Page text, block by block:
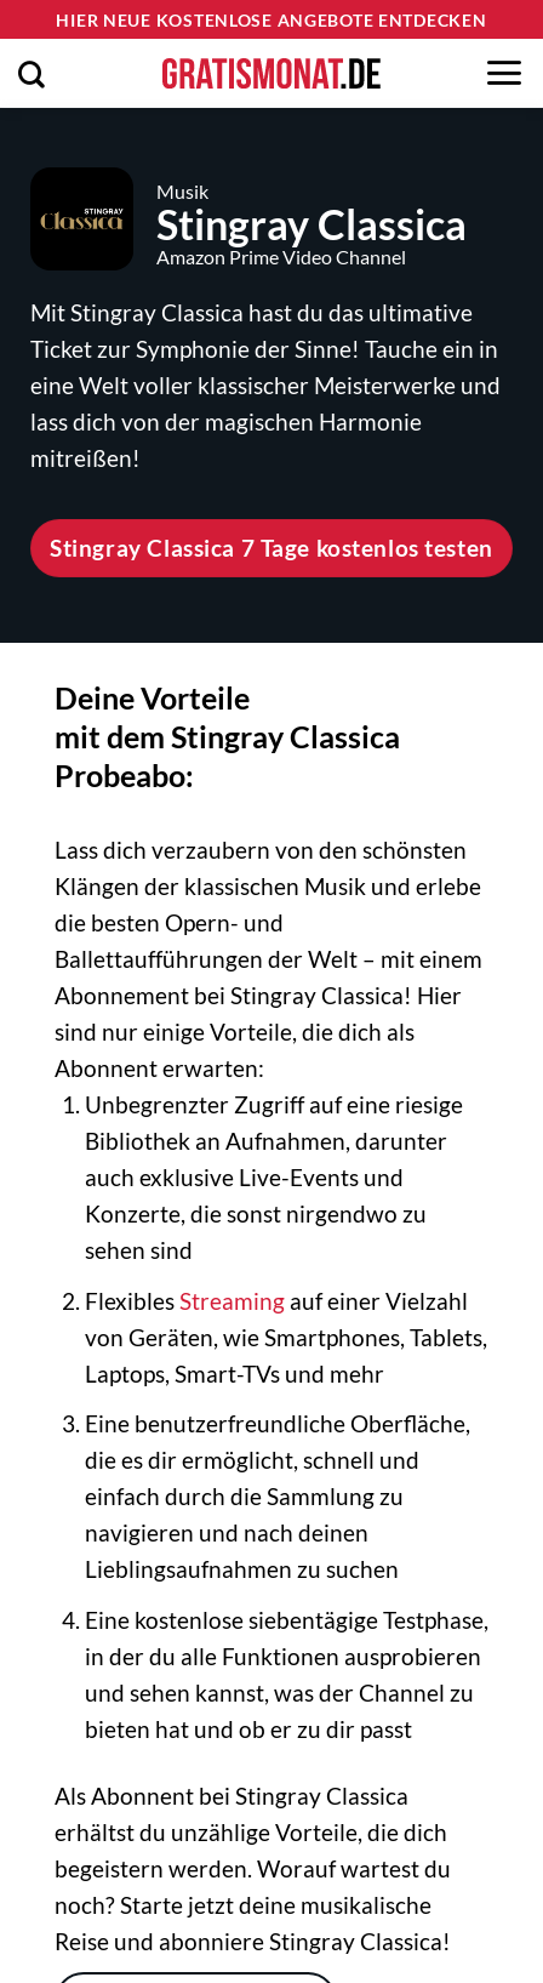
Inhalt
springen
HIER NEUE KOSTENLOSE ANGEBOTE ENTDECKEN
Musik
Stingray Classica
Amazon PrimeVideo Channel
Mit Stingray Classica hast du das ultimative
Ticket zur Symphonie der Sinne! Tauche ein in
eine Welt voller klassischer Meisterwerke und
lass dich von der magischen Harmonie
mitreißen!
Stingray Classica 7 Tage kostenlos testen
Deine Vorteile
mit dem Stingray Classica
Probeabo:
Lass dich verzaubern von den schönsten
Klängen der klassischen Musik und erlebe
die besten Opern- und
Ballettaufführungen der Welt – mit einem
Abonnement bei Stingray Classica! Hier
sind nur einige Vorteile, die dich als
Abonnent erwarten:
Unbegrenzter Zugriff auf eine riesige
Bibliothek an Aufnahmen, darunter
auch exklusive Live-Events und
Konzerte, die sonst nirgendwo zu
sehen sind
FlexiblesStreamingauf einer Vielzahl
von Geräten, wie Smartphones, Tablets,
Laptops, Smart-TVs und mehr
Eine benutzerfreundliche Oberfläche,
die es dir ermöglicht, schnell und
einfach durch die Sammlung zu
navigieren und nach deinen
Lieblingsaufnahmen zu suchen
Eine kostenlose siebentägige Testphase,
in der du alle Funktionen ausprobieren
und sehen kannst, was der Channel zu
bieten hat und ob er zu dir passt
Als Abonnent bei Stingray Classica
erhältst du unzählige Vorteile, die dich
begeistern werden. Worauf wartest du
noch? Starte jetzt deine musikalische
Reise und abonniere Stingray Classica!